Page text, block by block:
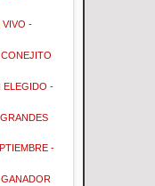
VIVO -
ELEGIDO -
-